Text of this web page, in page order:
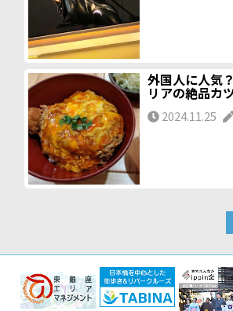
外国人に人気
リアの絶品カ
2024.11.25